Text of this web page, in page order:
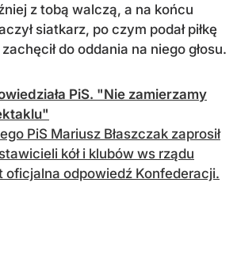
z tobą walczą, a na końcu
siatkarz, po czym podał piłkę
do oddania na niego głosu.
PiS. "Nie zamierzamy
PiS Mariusz Błaszczak zaprosił
kół i klubów ws rządu
odpowiedź Konfederacji.